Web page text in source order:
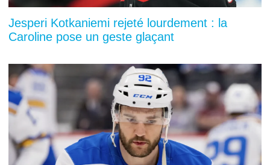
Jesperi Kotkaniemi rejeté lourdement : la
Caroline pose un geste glaçant